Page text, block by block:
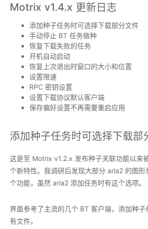
Motrix v1.4.x 更新日志
添加种子任务时可选择下载部分文件
手动停止 BT 任务做种
恢复下载失败的任务
开机自动启动
恢复上次退出时窗口的大小和位置
设置限速
RPC 密钥设置
设置下载协议默认客户端
保存偏好设置不再需要重启应用
添加种子任务时可选择下载部
这是至 Motrix v1.2.x 发布种子关联功能以来
个新特性。我调研后发现大部分 aria2 的图
个功能，虽然 aria2 添加任务时有这个选项。
界面参考了主流的几个 BT 客户端，添加种
有文件。